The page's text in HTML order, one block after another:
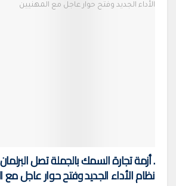
. أزمة تجارة السمك بالجملة تصل
نظام الأداء الجديد وفتح حوار عاجل مع